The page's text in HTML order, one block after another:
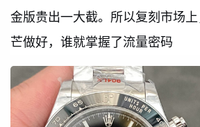
金版贵出一大截。所以复刻市场
芒做好，谁就掌握了流量密码